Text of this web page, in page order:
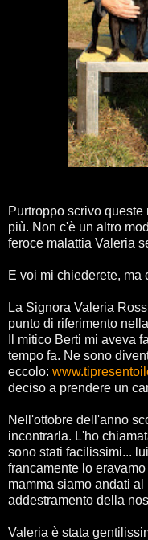
Purtroppo scrivo
più. Non c'è un altro
feroce malattia Valeria
E voi mi chiederete, ma
La Signora Valeria
punto di riferimento
Il mitico Berti mi aveva
tempo fa. Ne sono
eccolo:
deciso a prendere un
Nell'ottobre dell'anno
incontrarla. L'ho
sono stati facilissimi...
francamente lo
mamma siamo andati
addestramento della
Valeria è stata